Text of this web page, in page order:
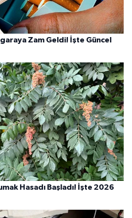
Zam Geldi! İşte Güncel
Hasadı Başladı! İşte 2026